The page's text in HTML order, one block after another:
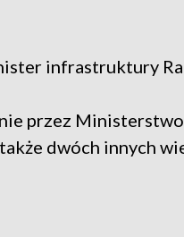
infrastruktury
przez
dwóch innych